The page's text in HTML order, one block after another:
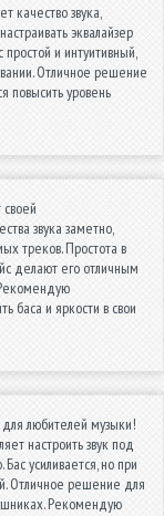
качество звука,
эквалайзер
и интуитивный,
Отличное решение
повысить уровень
звука заметно,
треков. Простота в
делают его отличным
баса и яркости в свои
любителей музыки!
настроить звук под
усиливается, но при
Отличное решение для
Рекомендую